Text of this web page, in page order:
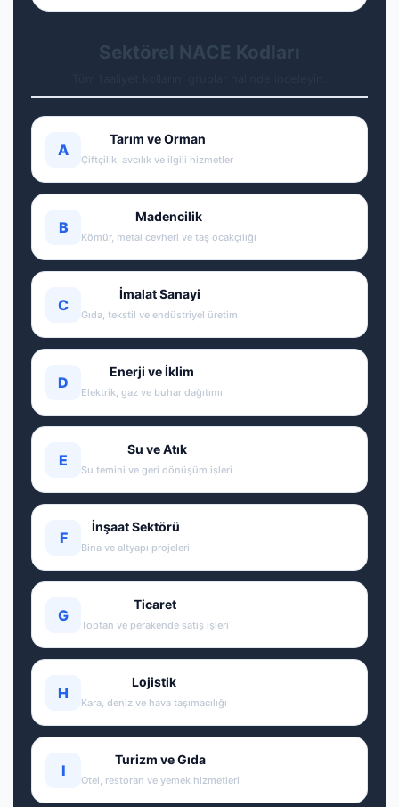
Sektörel NACE Kodları
A
Tarım ve Orman
Çiftçilik, avcılık ve ilgili hizmetler
B
Madencilik
Kömür, metal cevheri ve taş ocakçılığı
C
İmalat Sanayi
Gıda, tekstil ve endüstriyel üretim
D
Enerji ve İklim
Elektrik, gaz ve buhar dağıtımı
E
Su ve Atık
Su temini ve geri dönüşüm işleri
F
İnşaat Sektörü
Bina ve altyapı projeleri
G
Ticaret
Toptan ve perakende satış işleri
H
Lojistik
Kara, deniz ve hava taşımacılığı
I
Turizm ve Gıda
Otel, restoran ve yemek hizmetleri